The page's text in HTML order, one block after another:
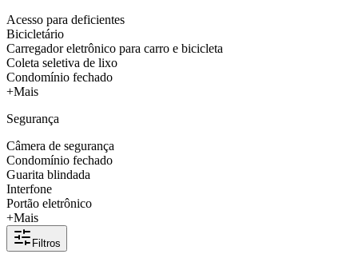
Acesso para deficientes
Bicicletário
Carregador eletrônico para carro e bicicleta
Coleta seletiva de lixo
Condomínio fechado
+Mais
Segurança
Câmera de segurança
Condomínio fechado
Guarita blindada
Interfone
Portão eletrônico
+Mais
Filtros